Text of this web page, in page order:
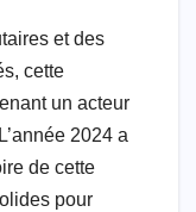
et des
cette
un acteur
2024 a
de cette
pour